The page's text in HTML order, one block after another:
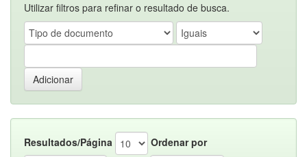
Utilizar filtros para refinar o resultado de busca.
Resultados/Página
Ordenar por